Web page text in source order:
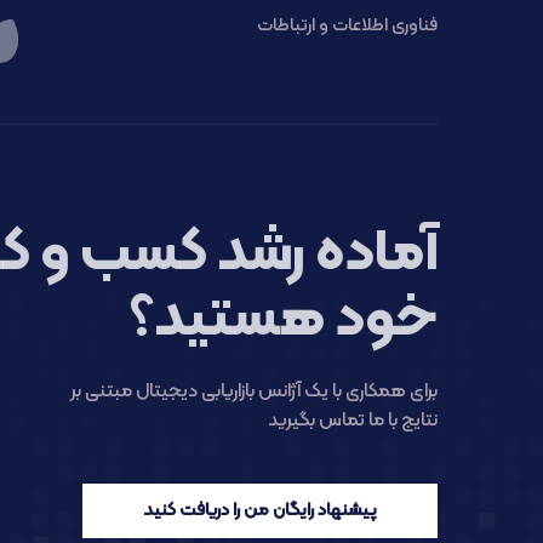
فناوری اطلاعات و ارتباطات
آماده رشد کسب و
خود هستید؟
برای همکاری با یک آژانس بازاریابی دیجیتال مبتنی بر
نتایج با ما تماس بگیرید
پیشنهاد رایگان من را دریافت کنید